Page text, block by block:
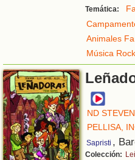
Temática:
Animales
Música Rock
ND
PELLISA,
Sapristi ,
Colección: